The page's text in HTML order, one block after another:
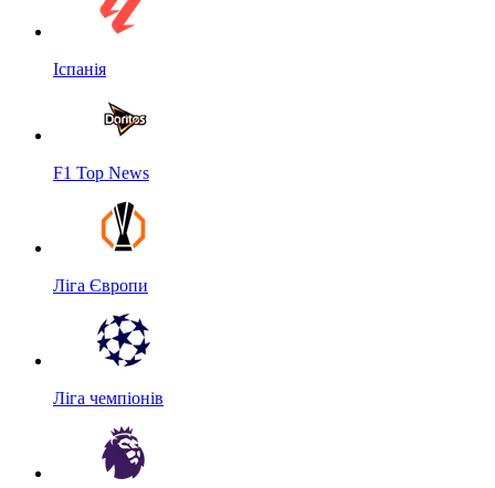
Іспанія
F1 Top News
Ліга Європи
Ліга чемпіонів